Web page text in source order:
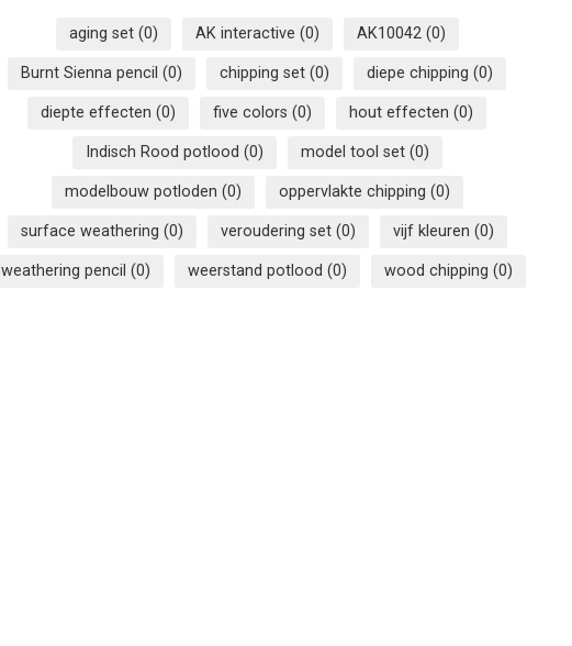
aging set (0) AK interactive (0) AK10042 (0)
Burnt Sienna pencil (0) chipping set (0) diepe chipping (0)
diepte effecten (0) five colors (0) hout effecten (0)
Indisch Rood potlood (0) model tool set (0)
modelbouw potloden (0) oppervlakte chipping (0)
surface weathering (0) veroudering set (0) vijf kleuren (0)
weathering pencil (0) weerstand potlood (0) wood chipping (0)